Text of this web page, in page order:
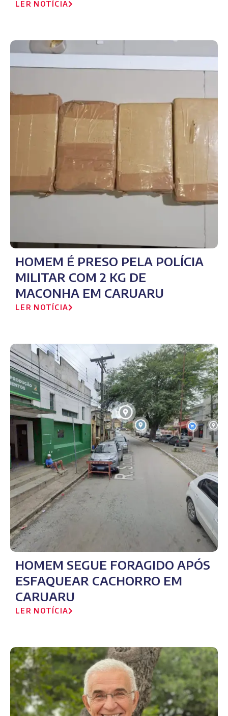
LER NOTÍCIA
HOMEM É PRESO PELA POLÍCIA
MILITAR COM 2 KG DE
MACONHA EM CARUARU
LER NOTÍCIA
HOMEM SEGUE FORAGIDO APÓS
ESFAQUEAR CACHORRO EM
CARUARU
LER NOTÍCIA